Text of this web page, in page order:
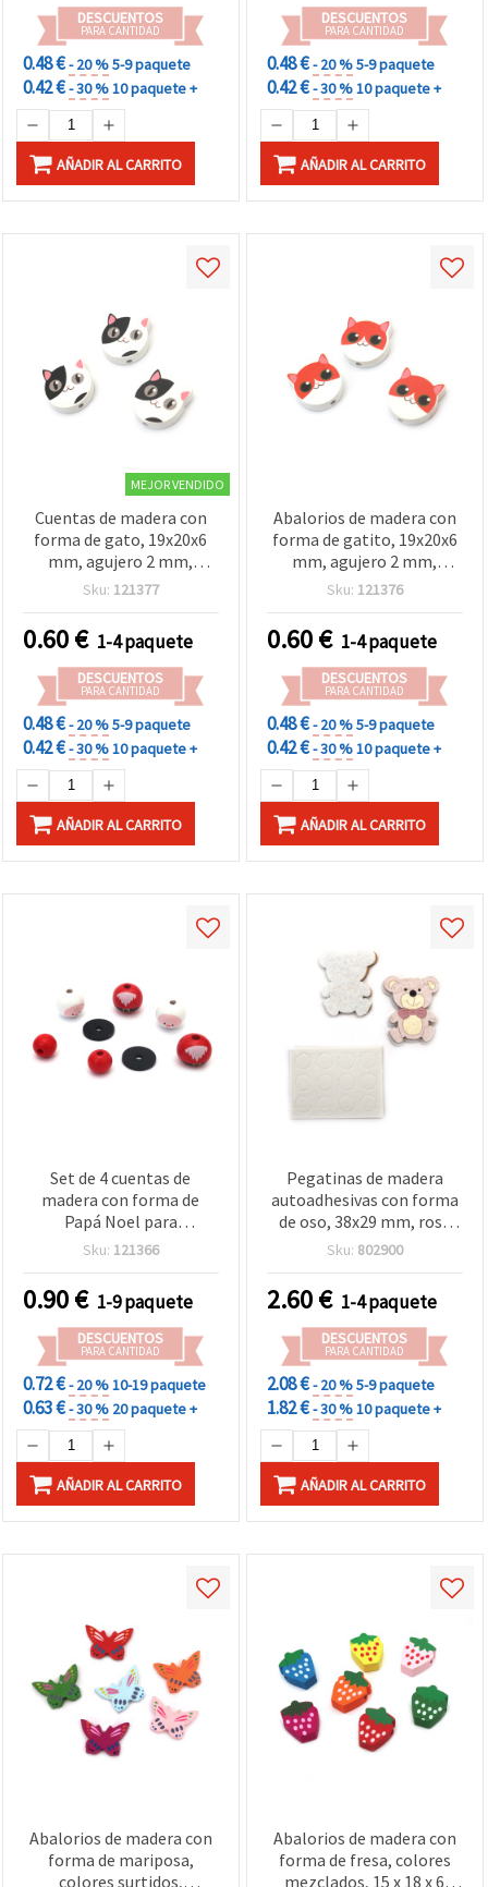
DESCUENTOS
PARA CANTIDAD
0.48 €- 20 %5-9 paquete
0.42 €- 30 %10 paquete +
AÑADIR AL CARRITO
DESCUENTOS
PARA CANTIDAD
0.48 €- 20 %5-9 paquete
0.42 €- 30 %10 paquete +
AÑADIR AL CARRITO
MEJOR VENDIDO
Cuentas de madera con
forma de gato, 19x20x6
mm, agujero 2 mm,
blanco y negro surtidos -
Sku: 121377
0.60€ 1-4 paquete
DESCUENTOS
PARA CANTIDAD
0.48 €- 20 %5-9 paquete
0.42 €- 30 %10 paquete +
AÑADIR AL CARRITO
Abalorios de madera con
forma de gatito, 19x20x6
mm, agujero 2 mm,
blanco y naranja, pack de
pulseras, collares y
decoraciones DIY
Sku: 121376
0.60€ 1-4 paquete
DESCUENTOS
PARA CANTIDAD
0.48 €- 20 %5-9 paquete
0.42 €- 30 %10 paquete +
AÑADIR AL CARRITO
Set de 4 cuentas de
madera con forma de
Papá Noel para
manualidades DIY, 20x50
Sku: 121366
0.90€ 1-9 paquete
DESCUENTOS
PARA CANTIDAD
0.72 €- 20 %10-19 paquete
0.63 €- 30 % 20 paquete +
AÑADIR AL CARRITO
Pegatinas de madera
autoadhesivas con forma
de oso, 38x29 mm, rosa
palo, para manualidades -
Sku: 802900
2.60€ 1-4 paquete
DESCUENTOS
PARA CANTIDAD
2.08 €- 20 %5-9 paquete
1.82 €- 30 %10 paquete +
AÑADIR AL CARRITO
Abalorios de madera con
forma de mariposa,
colores surtidos,
Abalorios de madera con
forma de fresa, colores
mezclados, 15 x 18 x 6